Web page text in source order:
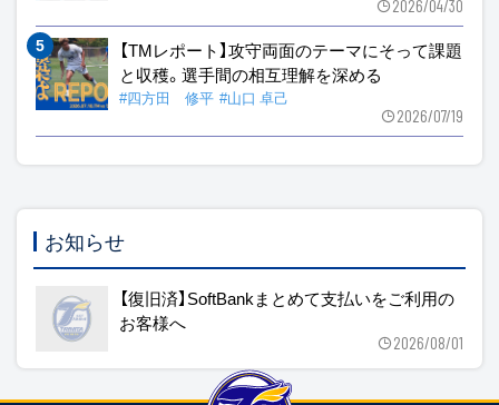
2026/04/30
【TMレポート】攻守両面のテーマにそって課題
と収穫。選手間の相互理解を深める
#四方田 修平 #山口 卓己
2026/07/19
お知らせ
【復旧済】SoftBankまとめて支払いをご利用の
お客様へ
2026/08/01